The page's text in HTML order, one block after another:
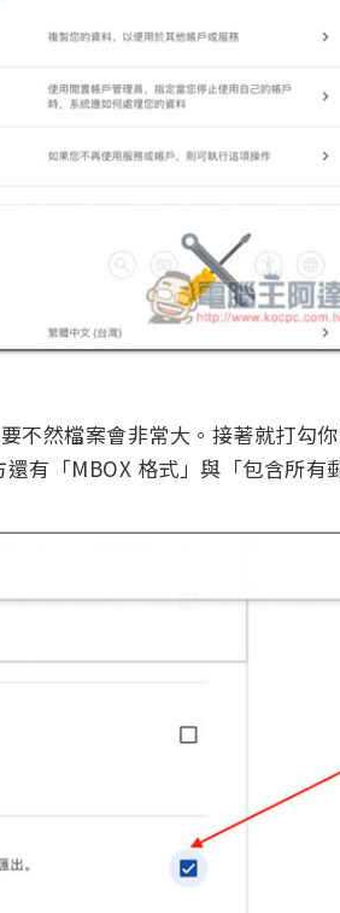
不然檔案會非常大。接著就打勾
有「MBOX 格式」與「包含所有